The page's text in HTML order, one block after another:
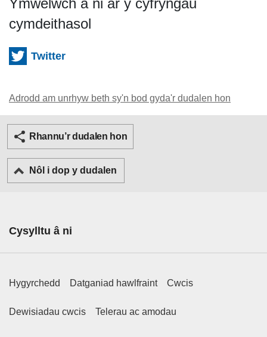
Ymwelwch â ni ar y cyfryngau
cymdeithasol
Twitter
Adrodd am unrhyw beth sy'n bod gyda'r dudalen hon
Rhannu’r dudalen hon
Nôl i dop y dudalen
Footer Primary Links
Cysylltu â ni
Footer Secondary Links
Hygyrchedd Datganiad hawlfraint Cwcis
Dewisiadau cwcis Telerau ac amodau